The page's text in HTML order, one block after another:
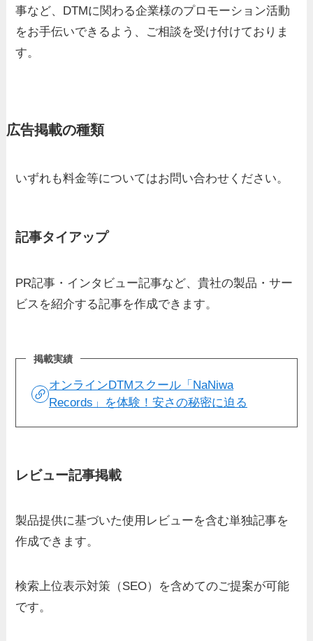
事など、DTMに関わる企業様のプロモーション活動
をお手伝いできるよう、ご相談を受け付けておりま
す。
広告掲載の種類
いずれも料金等についてはお問い合わせください。
記事タイアップ
PR記事・インタビュー記事など、貴社の製品・サー
ビスを紹介する記事を作成できます。
掲載実績
オンラインDTMスクール「NaNiwa
Records」を体験！安さの秘密に迫る
レビュー記事掲載
製品提供に基づいた使用レビューを含む単独記事を
作成できます。
検索上位表示対策（SEO）を含めてのご提案が可能
です。